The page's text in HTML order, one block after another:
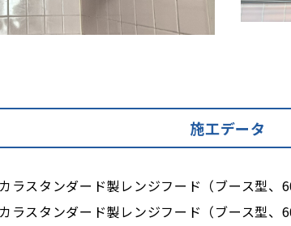
施工データ
スタンダード製レンジフード（ブース型、
スタンダード製レンジフード（ブース型、